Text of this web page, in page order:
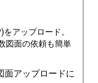
アップロード。
図面の依頼も簡単
面アップロードに